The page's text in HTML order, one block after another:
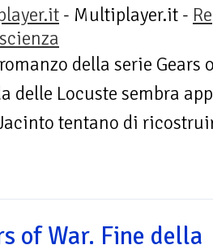
- Multiplayer.it -
della serie Gears
delle Locuste sembra
tentano di
of War. Fine della